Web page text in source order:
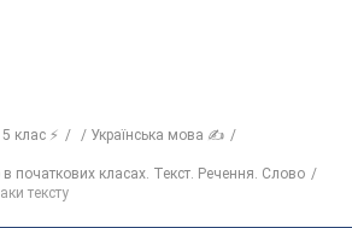
5 клас ⚡
Українська мова ✍
початкових класах. Текст. Речення. Слово
тексту